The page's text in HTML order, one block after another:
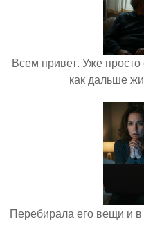
Всем привет. Уже
как дальше
Перебирала его вещи и в